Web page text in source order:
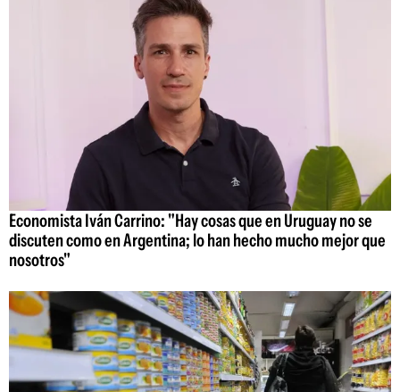
Economista Iván Carrino: "Hay cosas que en Uruguay no se
discuten como en Argentina; lo han hecho mucho mejor que
nosotros"